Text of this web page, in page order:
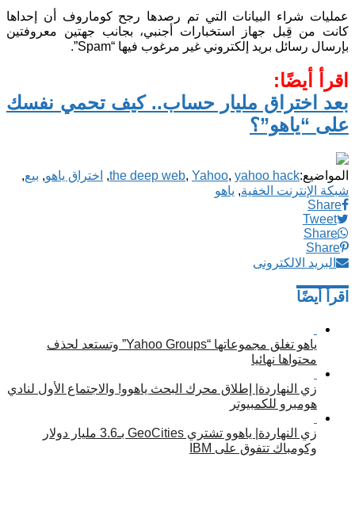
عمليات شراء البيانات التي تم رصدها رجح كوماروف أن إحداها
كانت من قِبل جهاز استخبارات أجنبي، بجانب جهتين معروفتين
بإرسال رسائل بريد إلكتروني غير مرغوب فيها “Spam”.
اقرأ أيضًا:
بعد اختراق مليار حساب.. كيف تحمي نفسك
على “ياهو”؟
المواضيع: the deep web, Yahoo, yahoo hack
, اختراق ياهو, بيع,
شبكة الإنترنت الخفية, ياهو
Share
Tweet
Share
Share
البريد الالكترونى
اقرأ أيضًا
ياهو تغلق مجموعاتها “Yahoo Groups” وتستعد لحذف
محتواها نهائيا
زي النهاردة| إطلاق محرك البحث ياهوو! والاجتماع الأول لنادي
هومبرو للكمبيوتر
زي النهاردة| ياهوو تشتري GeoCities بـ3.6 مليار دولار
وكومباك تتفوق على IBM